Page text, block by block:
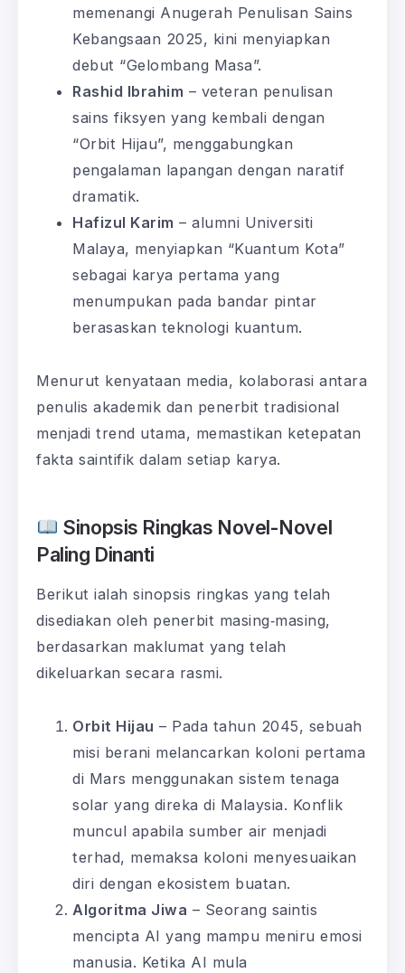
memenangi Anugerah Penulisan Sains
Kebangsaan 2025, kini menyiapkan
debut “Gelombang Masa”.
Rashid Ibrahim – veteran penulisan
sains fiksyen yang kembali dengan
“Orbit Hijau”, menggabungkan
pengalaman lapangan dengan naratif
dramatik.
Hafizul Karim – alumni Universiti
Malaya, menyiapkan “Kuantum Kota”
sebagai karya pertama yang
menumpukan pada bandar pintar
berasaskan teknologi kuantum.
Menurut kenyataan media, kolaborasi antara
penulis akademik dan penerbit tradisional
menjadi trend utama, memastikan ketepatan
fakta saintifik dalam setiap karya.
Sinopsis Ringkas Novel-Novel
Paling Dinanti
Berikut ialah sinopsis ringkas yang telah
disediakan oleh penerbit masing‑masing,
berdasarkan maklumat yang telah
dikeluarkan secara rasmi.
Orbit Hijau – Pada tahun 2045, sebuah
misi berani melancarkan koloni pertama
di Mars menggunakan sistem tenaga
solar yang direka di Malaysia. Konflik
muncul apabila sumber air menjadi
terhad, memaksa koloni menyesuaikan
diri dengan ekosistem buatan.
Algoritma Jiwa – Seorang saintis
mencipta AI yang mampu meniru emosi
manusia. Ketika AI mula